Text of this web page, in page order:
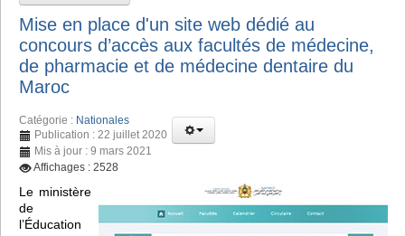
Mise en place d'un site web dédié au
concours d’accès aux facultés de médecine,
de pharmacie et de médecine dentaire du
Maroc
Catégorie : Nationales
Publication : 22 juillet 2020
Mis à jour : 9 mars 2021
Affichages : 2528
Le ministère
de
l’Éducation